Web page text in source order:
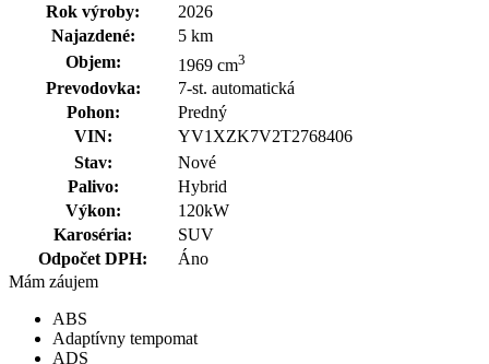
Rok výroby:
2026
Najazdené:
5 km
Objem:
1969 cm3
Prevodovka:
7-st. automatická
Pohon:
Predný
VIN:
YV1XZK7V2T2768406
Stav:
Nové
Palivo:
Hybrid
Výkon:
120kW
Karoséria:
SUV
Odpočet DPH:
Áno
Mám záujem
ABS
Adaptívny tempomat
ADS